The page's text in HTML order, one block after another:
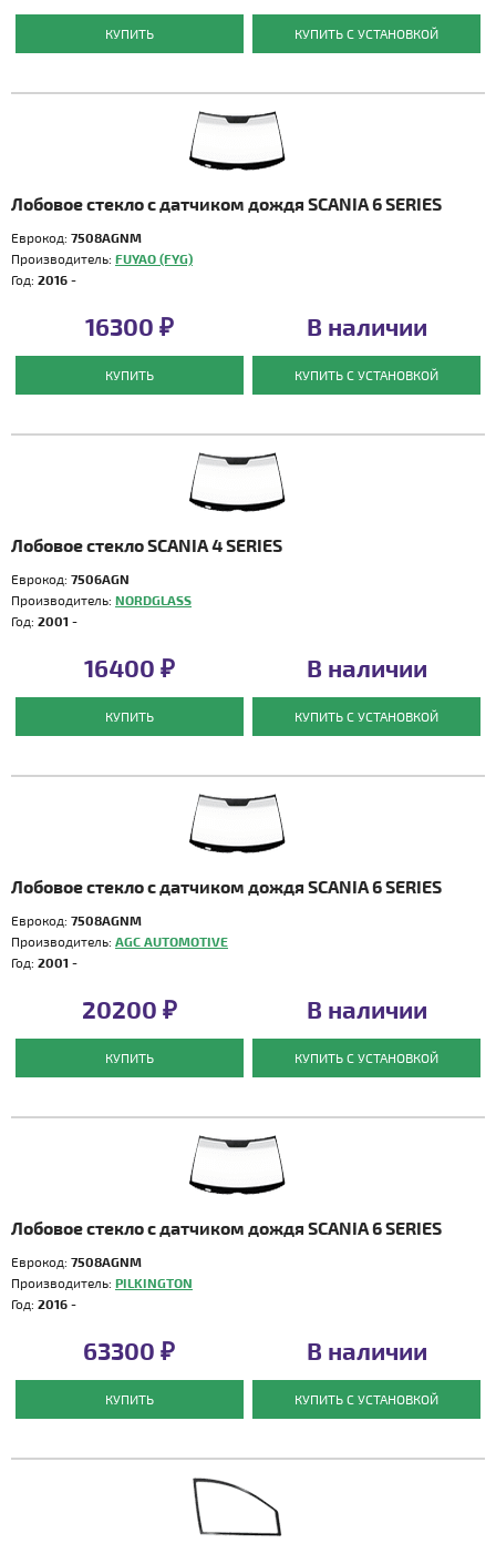
КУПИТЬ КУПИТЬ С УСТАНОВКОЙ
Лобовое стекло с датчиком дождя SCANIA 6 SERIES
Еврокод: 7508AGNM
Производитель: FUYAO (FYG)
Год: 2016 -
16300 ₽
КУПИТЬ
В наличии
КУПИТЬ С УСТАНОВКОЙ
Лобовое стекло SCANIA 4 SERIES
Еврокод: 7506AGN
Производитель: NORDGLASS
Год: 2001 -
16400 ₽
КУПИТЬ
В наличии
КУПИТЬ С УСТАНОВКОЙ
Лобовое стекло с датчиком дождя SCANIA 6 SERIES
Еврокод: 7508AGNM
Производитель: AGC AUTOMOTIVE
Год: 2001 -
20200 ₽
КУПИТЬ
В наличии
КУПИТЬ С УСТАНОВКОЙ
Лобовое стекло с датчиком дождя SCANIA 6 SERIES
Еврокод: 7508AGNM
Производитель: PILKINGTON
Год: 2016 -
63300 ₽
КУПИТЬ
В наличии
КУПИТЬ С УСТАНОВКОЙ